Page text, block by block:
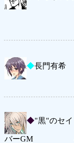
◆長門有希
◆"黒"のセイ
バーGM